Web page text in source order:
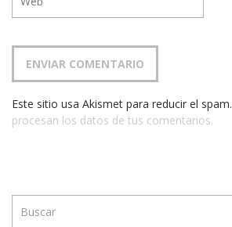
Este sitio usa Akismet para reducir el spam.
procesan los datos de tus comentarios.